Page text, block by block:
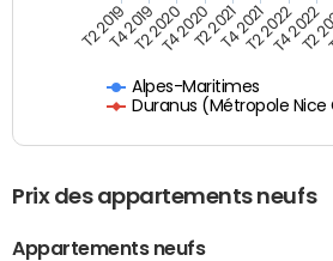
Alpes-Maritimes
Duranus (Métropole Nice
T2 2019T4 2019T2 2020T4 2020T2 2021T4 2021T2 2022T4 2022
T2
Prix des appartements neufs
Appartements neufs